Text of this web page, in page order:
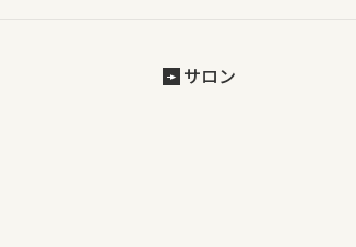
サロン